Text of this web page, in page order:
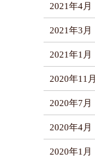
2021年4月
2021年3月
2021年1月
2020年11月
2020年7月
2020年4月
2020年1月